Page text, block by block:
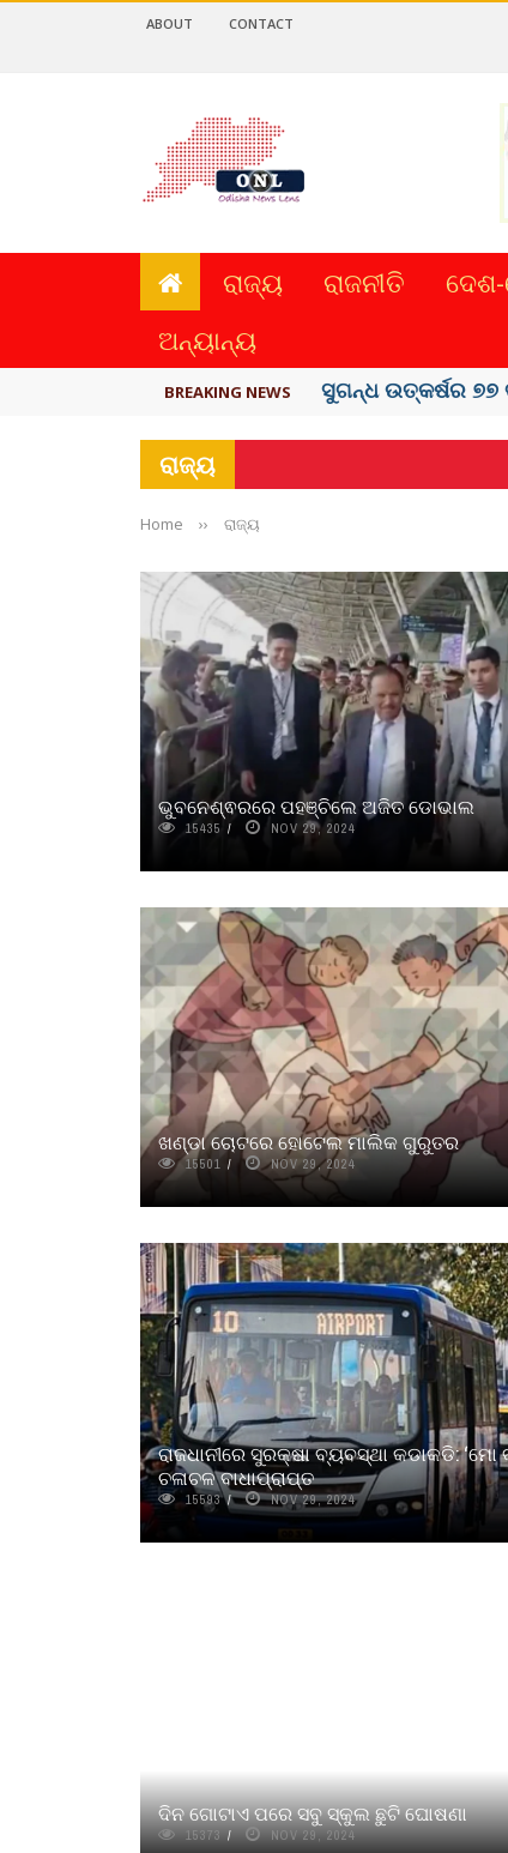
ABOUT CONTACT
ରାଜ୍ୟ ରାଜନୀତି
ଅନ୍ୟାନ୍ୟ
BREAKING NEWS ୟୁପିଆଇ ଓ ଅନ୍ୟାନ୍ୟ
ରାଜ୍ୟ
Home ›› ରାଜ୍ୟ
ଭୁବନେଶ୍ଵରରେ ପହଞ୍ଚିଲେ ଅଜିତ ଡୋଭାଲ
15435 NOV 29, 2024
ଖଣ୍ଡା ଚୋଟରେ ହୋଟେଲ ମାଲିକ ଗୁରୁତର
15501 NOV 29, 2024
ରାଜଧାନୀରେ ସୁରକ୍ଷା ବ୍ୟବସ୍ଥା କଡାକଡି: ‘ମୋ
ଚଳାଚଳ ବାଧାପ୍ରାପ୍ତ
15593 NOV 29, 2024
ଦିନ ଗୋଟାଏ ପରେ ସବୁ ସ୍କୁଲ ଛୁଟି ଘୋଷଣା
15373 NOV 29, 2024